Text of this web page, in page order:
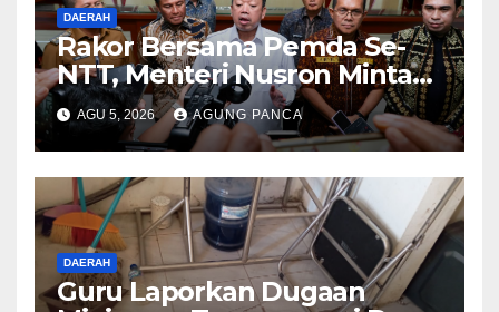
DAERAH
Rakor Bersama Pemda Se-
NTT, Menteri Nusron Minta
Dukungan Kepala Daerah
Wujudkan Transformasi
Layanan Pertanahan
AGU 5, 2026 AGUNG PANCA
DAERAH
Guru Laporkan Dugaan